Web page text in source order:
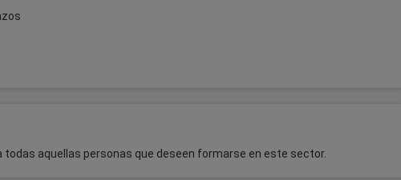
todas aquellas personas que deseen formarse en este sector.